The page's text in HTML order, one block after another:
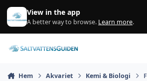
Gå till innehåll
View in the app
A better way to browse. Learn more.
Hem Akvariet Kemi & Biologi